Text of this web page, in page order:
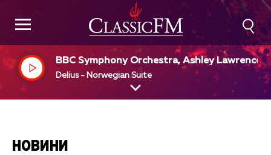
BBC Symphony Orchestra, Ashley Lawrence,
rDelius - Norwegian Suite
НОВИНИ